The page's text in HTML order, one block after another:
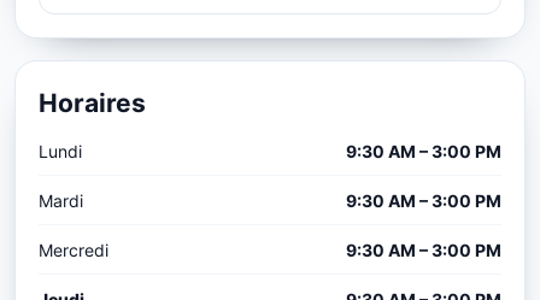
Horaires
Lundi 9:30 AM – 3:00 PM
Mardi 9:30 AM – 3:00 PM
Mercredi 9:30 AM – 3:00 PM